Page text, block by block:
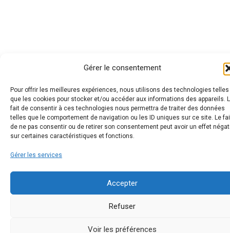
Gérer le consentement
Pour offrir les meilleures expériences, nous utilisons des technologies telles
que les cookies pour stocker et/ou accéder aux informations des appareils.
fait de consentir à ces technologies nous permettra de traiter des données
telles que le comportement de navigation ou les ID uniques sur ce site. Le
de ne pas consentir ou de retirer son consentement peut avoir un effet
sur certaines caractéristiques et fonctions.
Gérer les services
Accepter
Refuser
Voir les préférences